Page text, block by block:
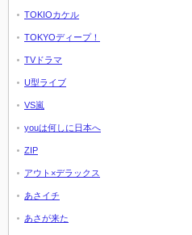
TOKIOカケル
TOKYOディープ！
TVドラマ
U型ライブ
VS嵐
youは何しに日本へ
ZIP
アウト×デラックス
あさイチ
あさが来た